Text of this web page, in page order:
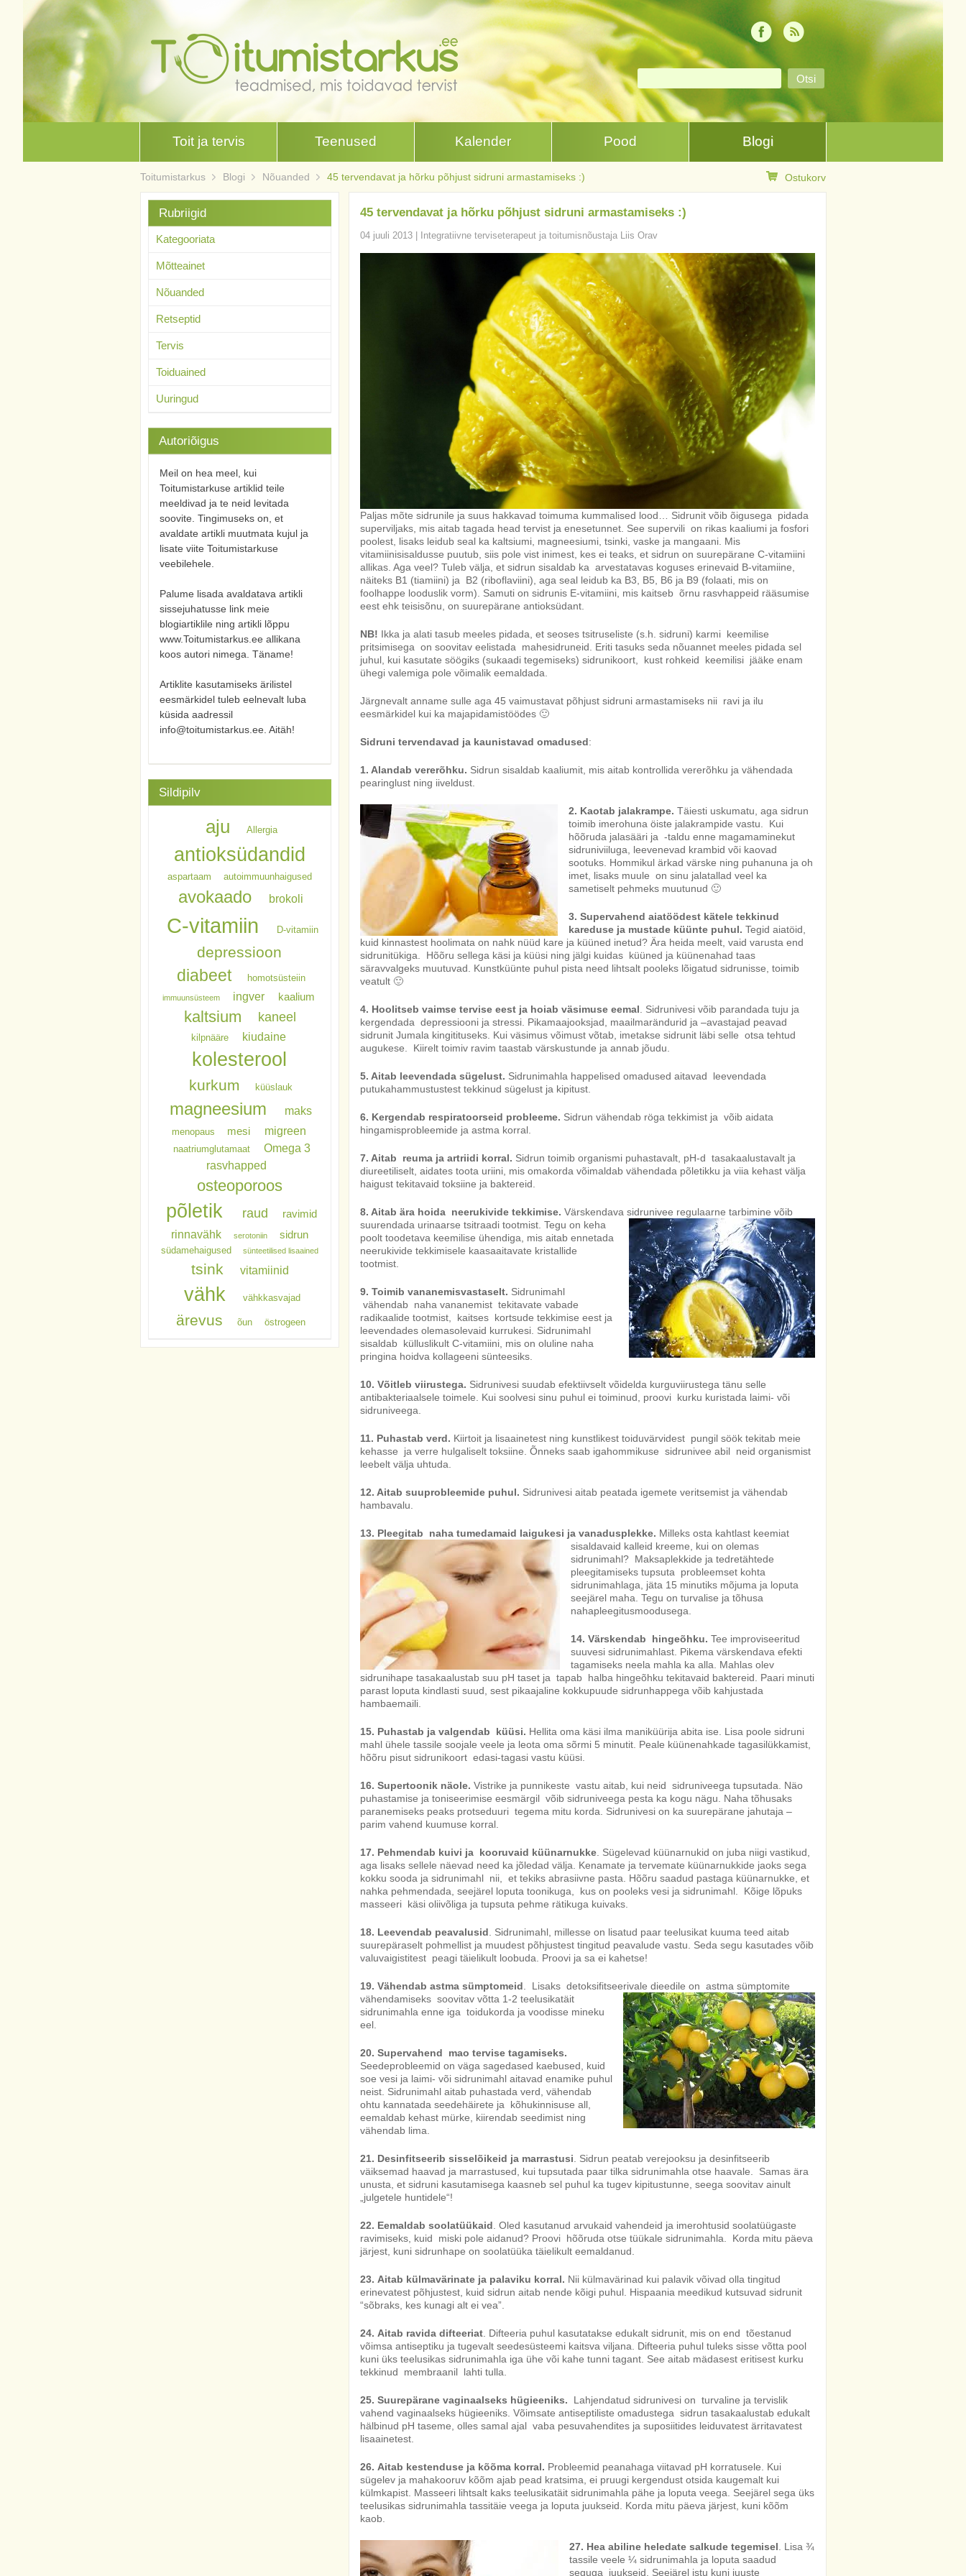
Toit ja tervis Teenused Kalender Pood Blogi
Toitumistarkus Blogi Nõuanded 45 tervendavat ja hõrku põhjust sidruni armastamiseks :) Ostukorv
45 tervendavat ja hõrku põhjust sidruni armastamiseks :)
04 juuli 2013| Integratiivne terviseterapeut ja toitumisnõustaja Liis Orav
Paljas mõte sidrunile ja suus hakkavad toimuma kummalised lood… Sidrunit võib õigusega pidada
superviljaks, mis aitab tagada head tervist ja enesetunnet. See supervili on rikas kaaliumi ja fosfori
poolest, lisaks leidub seal ka kaltsiumi, magneesiumi, tsinki, vaske ja mangaani. Mis
vitamiinisisaldusse puutub, siis pole vist inimest, kes ei teaks, et sidrun on suurepärane C-vitamiini
allikas. Aga veel? Tuleb välja, et sidrun sisaldab ka arvestatavas koguses erinevaid B-vitamiine,
näiteks B1 (tiamiini) ja B2 (riboflaviini), aga seal leidub ka B3, B5, B6 ja B9 (folaati, mis on
foolhappe looduslik vorm). Samuti on sidrunis E-vitamiini, mis kaitseb õrnu rasvhappeid rääsumise
eest ehk teisisõnu, on suurepärane antioksüdant.
NB! Ikka ja alati tasub meeles pidada, et seoses tsitruseliste (s.h. sidruni) karmi keemilise
pritsimisega on soovitav eelistada mahesidruneid. Eriti tasuks seda nõuannet meeles pidada sel
juhul, kui kasutate söögiks (sukaadi tegemiseks) sidrunikoort, kust rohkeid keemilisi jääke enam
ühegi valemiga pole võimalik eemaldada.
Järgnevalt anname sulle aga 45 vaimustavat põhjust sidruni armastamiseks nii ravi ja ilu
eesmärkidel kui ka majapidamistöödes 🙂
Sidruni tervendavad ja kaunistavad omadused:
1. Alandab vererõhku. Sidrun sisaldab kaaliumit, mis aitab kontrollida vererõhku ja vähendada
pearinglust ning iiveldust.
2. Kaotab jalakrampe. Täiesti uskumatu, aga sidrun
toimib imerohuna öiste jalakrampide vastu. Kui
hõõruda jalasääri ja -taldu enne magamaminekut
sidruniviiluga, leevenevad krambid või kaovad
sootuks. Hommikul ärkad värske ning puhanuna ja oh
imet, lisaks muule on sinu jalatallad veel ka
sametiselt pehmeks muutunud 🙂
3. Supervahend aiatöödest kätele tekkinud
kareduse ja mustade küünte puhul. Tegid aiatöid,
kuid kinnastest hoolimata on nahk nüüd kare ja küüned inetud? Ära heida meelt, vaid varusta end
sidrunitükiga. Hõõru sellega käsi ja küüsi ning jälgi kuidas küüned ja küünenahad taas
säravvalgeks muutuvad. Kunstküünte puhul pista need lihtsalt pooleks lõigatud sidrunisse, toimib
veatult 🙂
4. Hoolitseb vaimse tervise eest ja hoiab väsimuse eemal . Sidrunivesi võib parandada tuju ja
kergendada depressiooni ja stressi. Pikamaajooksjad, maailmarändurid ja –avastajad peavad
sidrunit Jumala kingitituseks. Kui väsimus võimust võtab, imetakse sidrunit läbi selle otsa tehtud
augukese. Kiirelt toimiv ravim taastab värskustunde ja annab jõudu.
5. Aitab leevendada sügelust. Sidrunimahla happelised omadused aitavad leevendada
putukahammustustest tekkinud sügelust ja kipitust.
6. Kergendab respiratoorseid probleeme. Sidrun vähendab röga tekkimist ja võib aidata
hingamisprobleemide ja astma korral.
7. Aitab reuma ja artriidi korral. Sidrun toimib organismi puhastavalt, pH-d tasakaalustavalt ja
diureetiliselt, aidates toota uriini, mis omakorda võimaldab vähendada põletikku ja viia kehast välja
haigust tekitavaid toksiine ja baktereid.
8. Aitab ära hoida neerukivide tekkimise. Värskendava sidrunivee regulaarne tarbimine võib
suurendada urinaarse tsitraadi tootmist. Tegu on keha
poolt toodetava keemilise ühendiga, mis aitab ennetada
neerukivide tekkimisele kaasaaitavate kristallide
tootmist.
9. Toimib vananemisvastaselt. Sidrunimahl
vähendab naha vananemist tekitavate vabade
radikaalide tootmist, kaitses kortsude tekkimise eest ja
leevendades olemasolevaid kurrukesi. Sidrunimahl
sisaldab külluslikult C-vitamiini, mis on oluline naha
pringina hoidva kollageeni sünteesiks.
10. Võitleb viirustega. Sidrunivesi suudab efektiivselt võidelda kurguviirustega tänu selle
antibakteriaalsele toimele. Kui soolvesi sinu puhul ei toiminud, proovi kurku kuristada laimi- või
sidruniveega.
11. Puhastab verd. Kiirtoit ja lisaainetest ning kunstlikest toiduvärvidest pungil söök tekitab meie
kehasse ja verre hulgaliselt toksiine. Õnneks saab igahommikuse sidrunivee abil neid organismist
leebelt välja uhtuda.
12. Aitab suuprobleemide puhul. Sidrunivesi aitab peatada igemete veritsemist ja vähendab
hambavalu.
13. Pleegitab naha tumedamaid laigukesi ja vanadusplekke. Milleks osta kahtlastkeemiat
sisaldavaid kalleid kreeme, kui on olemas
sidrunimahl? Maksaplekkide ja tedretähtede
pleegitamiseks tupsuta probleemset kohta
sidrunimahlaga, jäta 15 minutiks mõjuma ja loputa
seejärel maha. Tegu on turvalise ja tõhusa
nahapleegitusmoodusega.
14. Värskendab hingeõhku. Tee improviseeritud
suuvesi sidrunimahlast. Pikema värskendava efekti
tagamiseks neela mahla ka alla. Mahlas olev
sidrunihape tasakaalustab suu pH taset ja tapab halba hingeõhku tekitavaid baktereid. Paari minuti
parast loputa kindlasti suud, sest pikaajaline kokkupuude sidrunhappega võib kahjustada
hambaemaili.
15. Puhastab ja valgendab küüsi. Hellita oma käsi ilma maniküürija abita ise. Lisa poole sidruni
mahl ühele tassile soojale veele ja leota oma sõrmi 5 minutit. Peale küünenahkade tagasilükkamist,
hõõru pisut sidrunikoort edasi-tagasi vastu küüsi.
16. Supertoonik näole. Vistrike ja punnikeste vastu aitab, kui neid sidruniveega tupsutada. Näo
puhastamise ja toniseerimise eesmärgil võib sidruniveega pesta ka kogu nägu. Naha tõhusaks
paranemiseks peaks protseduuri tegema mitu korda. Sidrunivesi on ka suurepärane jahutaja –
parim vahend kuumuse korral.
17. Pehmendab kuivi ja kooruvaid küünarnukke. Sügelevad küünarnukid on juba niigi vastikud,
aga lisaks sellele näevad need ka jõledad välja. Kenamate ja tervemate küünarnukkide jaoks sega
kokku sooda ja sidrunimahl nii, et tekiks abrasiivne pasta. Hõõru saadud pastaga küünarnukke, et
nahka pehmendada, seejärel loputa toonikuga, kus on pooleks vesi ja sidrunimahl. Kõige lõpuks
masseeri käsi oliivõliga ja tupsuta pehme rätikuga kuivaks.
18. Leevendab peavalusid . Sidrunimahl, millesse on lisatud paar teelusikat kuuma teed aitab
suurepäraselt pohmellist ja muudest põhjustest tingitud peavalude vastu. Seda segu kasutades võib
valuvaigistitest peagi täielikult loobuda. Proovi ja sa ei kahetse!
19. Vähendab astma sümptomeid . Lisaks detoksifitseerivale dieedile on astma sümptomite
vähendamiseks soovitav võtta 1-2 teelusikatäit
sidrunimahla enne iga toidukorda ja voodisse mineku
eel.
20. Supervahend mao tervise tagamiseks.
Seedeprobleemid on väga sagedased kaebused, kuid
soe vesi ja laimi- või sidrunimahl aitavad enamike puhul
neist. Sidrunimahl aitab puhastada verd, vähendab
ohtu kannatada seedehäirete ja kõhukinnisuse all,
eemaldab kehast mürke, kiirendab seedimist ning
vähendab lima.
21. Desinfitseerib sisselõikeid ja marrastusi . Sidrun peatab verejooksu ja desinfitseerib
väiksemad haavad ja marrastused, kui tupsutada paar tilka sidrunimahla otse haavale. Samas ära
unusta, et sidruni kasutamisega kaasneb sel puhul ka tugev kipitustunne, seega soovitav ainult
„julgetele huntidele“!
22. Eemaldab soolatüükaid . Oled kasutanud arvukaid vahendeid ja imerohtusid soolatüügaste
ravimiseks, kuid miski pole aidanud? Proovi hõõruda otse tüükale sidrunimahla. Korda mitu päeva
järjest, kuni sidrunhape on soolatüüka täielikult eemaldanud.
23. Aitab külmavärinate ja palaviku korral. Nii külmavärinad kui palavik võivad olla tingitud
erinevatest põhjustest, kuid sidrun aitab nende kõigi puhul. Hispaania meedikud kutsuvad sidrunit
“sõbraks, kes kunagi alt ei vea”.
24. Aitab ravida difteeriat. Difteeria puhul kasutatakse edukalt sidrunit, mis on end tõestanud
võimsa antiseptiku ja tugevalt seedesüsteemi kaitsva viljana. Difteeria puhul tuleks sisse võtta pool
kuni üks teelusikas sidrunimahla iga ühe või kahe tunni tagant. See aitab mädasest eritisest kurku
tekkinud membraanil lahti tulla.
25. Suurepärane vaginaalseks hügieeniks. Lahjendatud sidrunivesi on turvaline ja tervislik
vahend vaginaalseks hügieeniks. Võimsate antiseptiliste omadustega sidrun tasakaalustab edukalt
hälbinud pH taseme, olles samal ajal vaba pesuvahendites ja suposiitides leiduvatest ärritavatest
lisaainetest.
26. Aitab kestenduse ja kõõma korral. Probleemid peanahaga viitavad pH korratusele. Kui
sügelev ja mahakooruv kõõm ajab pead kratsima, ei pruugi kergendust otsida kaugemalt kui
külmkapist. Masseeri lihtsalt kaks teelusikatäit sidrunimahla pähe ja loputa veega. Seejärel sega üks
teelusikas sidrunimahla tassitäie veega ja loputa juukseid. Korda mitu päeva järjest, kuni kõõm
kaob.
27. Hea abiline heledate salkude tegemisel . Lisa ¾
tassile veele ¼ sidrunimahla ja loputa saadud
seguga juukseid. Seejärel istu kuni juuste
Rubriigid
Kategooriata
Mõtteainet
Nõuanded
Retseptid
Tervis
Toiduained
Uuringud
Autoriõigus
Meil on hea meel, kui
Toitumistarkuse artiklid teile
meeldivad ja te neid levitada
soovite. Tingimuseks on, et
avaldate artikli muutmata kujul ja
lisate viite Toitumistarkuse
veebilehele.
Palume lisada avaldatava artikli
sissejuhatusse link meie
blogiartiklile ning artikli lõppu
www.Toitumistarkus.ee allikana
koos autori nimega. Täname!
Artiklite kasutamiseks ärilistel
eesmärkidel tuleb eelnevalt luba
küsida aadressil
info@toitumistarkus.ee. Aitäh!
Sildipilv
aju Allergia
antioksüdandid
aspartaam autoimmuunhaigused
avokaado brokoli
C-vitamiin D-vitamiin
depressioon
diabeet homotsüsteiin
immuunsüsteem ingver kaalium
kaltsium kaneel
kilpnääre kiudaine
kolesterool
kurkum küüslauk
magneesium maks
menopaus mesi migreen
naatriumglutamaat
Omega 3
rasvhapped
osteoporoos
põletik raud ravimid
rinnavähk serotoniin sidrun
südamehaigused sünteetilised lisaained
tsink vitamiinid
vähk vähkkasvajad
ärevus õun östrogeen